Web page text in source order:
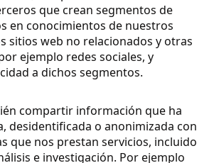
que crean segmentos de
en conocimientos de nuestros
sitios web no relacionados y otras
ejemplo redes sociales, y
a dichos segmentos.
compartir información que ha
desidentificada o anonimizada con
que nos prestan servicios, incluido
e investigación. Por ejemplo